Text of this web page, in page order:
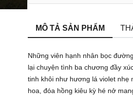
MÔ TẢ SẢN PHẨM
Những viên hạnh nhân bọc
lại chuyện tình ba chương đầy
tinh khôi như hương lá violet nhẹ
hoa, đóa hồng kiêu kỳ hé nở